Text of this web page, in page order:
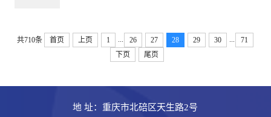
共710条 首页 上页 1 26 27 28 29 30
71
下页
尾页
地 址：重庆市北碚区天生路2号